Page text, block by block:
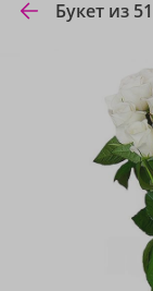
Букет из